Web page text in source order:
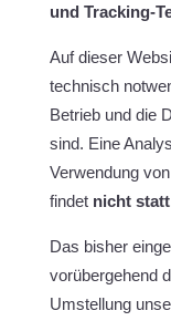
und Tracking-
Auf dieser
technisch
Betrieb und die
sind. Eine
Verwendung
findet nicht statt
Das bisher
vorübergehend
Umstellung